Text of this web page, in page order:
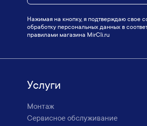
Нажимая на кнопку, я подтверждаю свое
обработку персональных данных в
правилами магазина MirCli.ru
Услуги
Монтаж
Сервисное обслуживание